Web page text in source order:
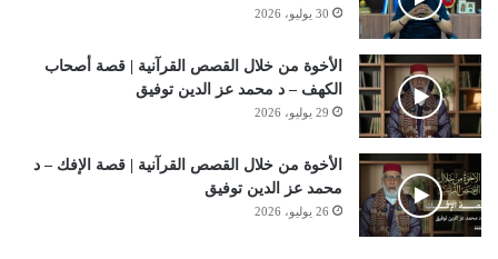
30 يوليو، 2026
الأخوة من خلال القصص القرآنية | قصة أصحاب
الكهف – د محمد عز الدين توفيق
29 يوليو، 2026
الأخوة من خلال القصص القرآنية | قصة الإفك – د
محمد عز الدين توفيق
26 يوليو، 2026